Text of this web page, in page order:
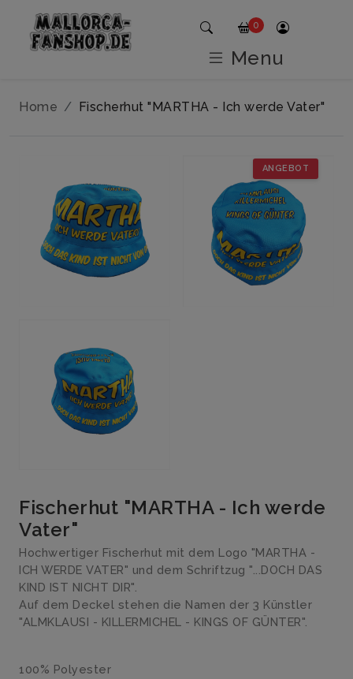
Home Fischerhut "MARTHA - Ich werde Vater"
ANGEBOT
Fischerhut "MARTHA - Ich werde
Vater"
Hochwertiger Fischerhut mit dem Logo "MARTHA -
ICH WERDE VATER" und dem Schriftzug "...DOCH DAS
KIND IST NICHT DIR".
Auf dem Deckel stehen die Namen der 3 Künstler
"ALMKLAUSI - KILLERMICHEL - KINGS OF GÜNTER".
100% Polyester
0
Menu